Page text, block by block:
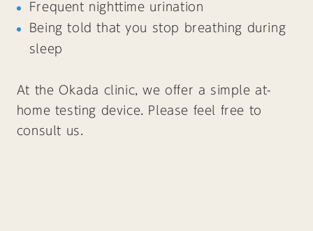
Frequent nighttime urination
Being told that you stop breathing during
sleep
At the Okada clinic, we offer a simple at-
home testing device. Please feel free to
consult us.